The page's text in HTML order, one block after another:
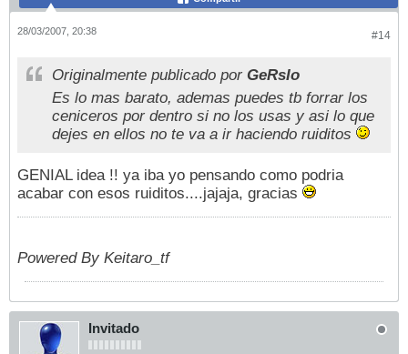
#14
28/03/2007, 20:38
Originalmente publicado por GeRsIo
Es lo mas barato, ademas puedes tb forrar los
ceniceros por dentro si no los usas y asi lo que
dejes en ellos no te va a ir haciendo ruiditos
GENIAL idea !! ya iba yo pensando como podria
acabar con esos ruiditos....jajaja, gracias
Powered By Keitaro_tf
Invitado